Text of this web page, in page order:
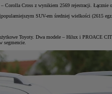
Corolla Cross z wynikiem 2569 rejestracji. Łącznie
SUV-em średniej wielkości (2615
Toyoty. Dwa modele – Hilux i PROACE
segmencie.